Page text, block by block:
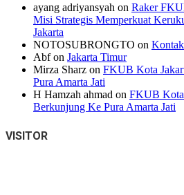
ayang adriyansyah on Raker
Misi Strategis Memperkuat
Jakarta
NOTOSUBRONGTO on
Abfon Jakarta Timur
Mirza Sharz on FKUB Kota
Pura Amarta Jati
H Hamzah ahmad on FKUB Kota
Berkunjung Ke Pura Amarta Jati
VISITOR